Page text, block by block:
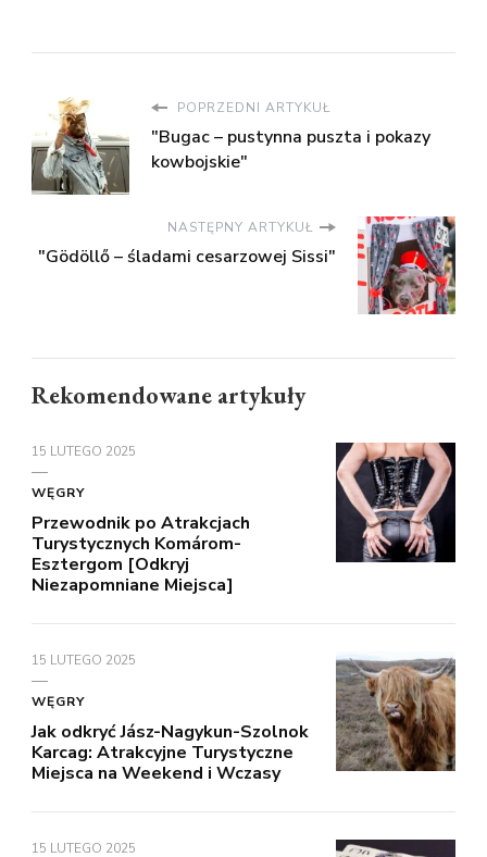
POPRZEDNI ARTYKUŁ
"Bugac – pustynna puszta i pokazy
kowbojskie"
NASTĘPNY ARTYKUŁ
"Gödöllő – śladami cesarzowej Sissi"
Rekomendowane artykuły
15 LUTEGO 2025
WĘGRY
Przewodnik po Atrakcjach
Turystycznych Komárom-
Esztergom [Odkryj
Niezapomniane Miejsca]
15 LUTEGO 2025
WĘGRY
Jak odkryć Jász-Nagykun-Szolnok
Karcag: Atrakcyjne Turystyczne
Miejsca na Weekend i Wczasy
15 LUTEGO 2025